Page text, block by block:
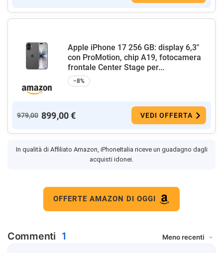
Apple iPhone 17 256 GB: display 6,3"
con ProMotion, chip A19, fotocamera
frontale Center Stage per...
−8%
979,00 899,00 € VEDI OFFERTA
In qualità di Affiliato Amazon, iPhoneItalia riceve un guadagno dagli
acquisti idonei.
OFFERTE AMAZON DI OGGI
Commenti 1